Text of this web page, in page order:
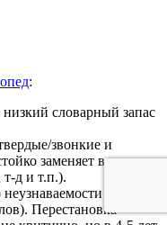
:
словарный запас
звонкие и
заменяет в речи
д и т.п.).
(обилие
Перестановка